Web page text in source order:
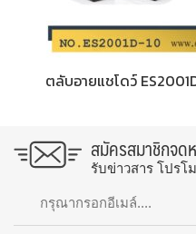
ตลับอายแชโดว์
สมัครสมาชิกจด
รับข่าวสาร โปร